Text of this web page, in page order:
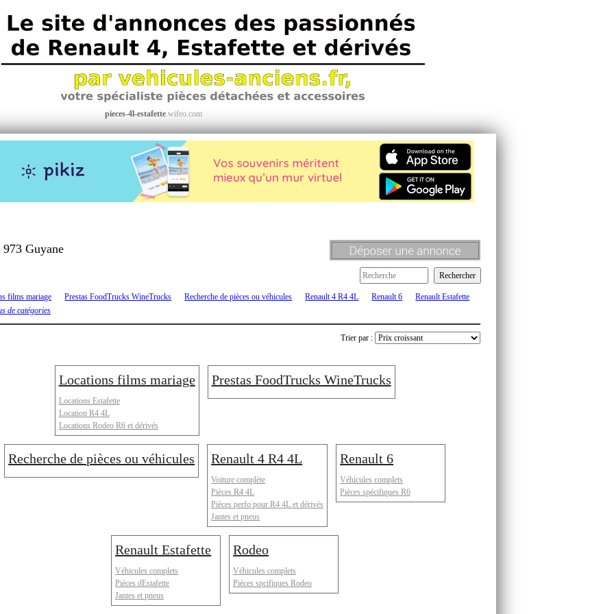
pieces-4l-estafette.wifeo.com
973 Guyane
films mariage Prestas FoodTrucks WineTrucks Recherche de pièces ou véhicules Renault 4 R4 4L Renault 6
Renault Estafette
de catégories
Trier par :
Locations films mariage
Locations Estafette
Location R4 4L
Locations Rodeo R6 et dérivés
Prestas FoodTrucks WineTrucks
Recherche de pièces ou véhicules Renault 4 R4 4L
Voiture complète
Pièces R4 4L
Pièces perfo pour R4 4L et dérivés
Jantes et pneus
Renault 6
Véhicules complets
Pièces spécifiques R6
Renault Estafette
Véhicules complets
Pièces dEstafette
Jantes et pneus
Rodeo
Véhicules complets
Pièces spcifiques Rodeo